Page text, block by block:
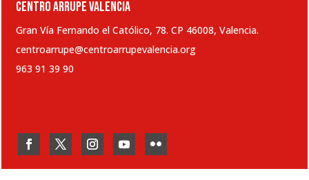
CENTRO ARRUPE VALENCIA
Gran Vía Fernando el Católico, 78. CP 46008, Valencia.
centroarrupe@centroarrupevalencia.org
963 91 39 90